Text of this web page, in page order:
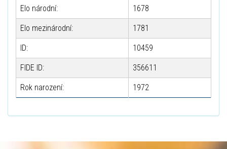
Elo národní: 1678
Elo mezinárodní: 1781
ID: 10459
FIDE ID: 356611
Rok narození: 1972